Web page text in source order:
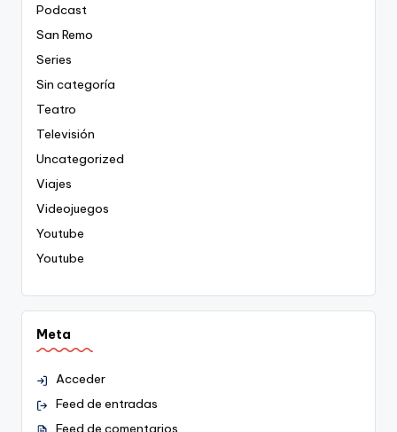
Podcast
San Remo
Series
Sin categoría
Teatro
Televisión
Uncategorized
Viajes
Videojuegos
Youtube
Youtube
Meta
Acceder
Feed de entradas
Feed de comentarios